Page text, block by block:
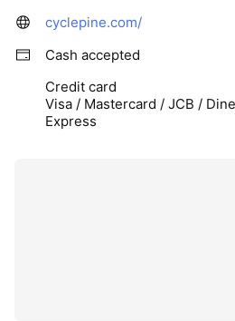
cyclepine.com/
Cash accepted
Credit card
Visa / Mastercard / JCB /
Express